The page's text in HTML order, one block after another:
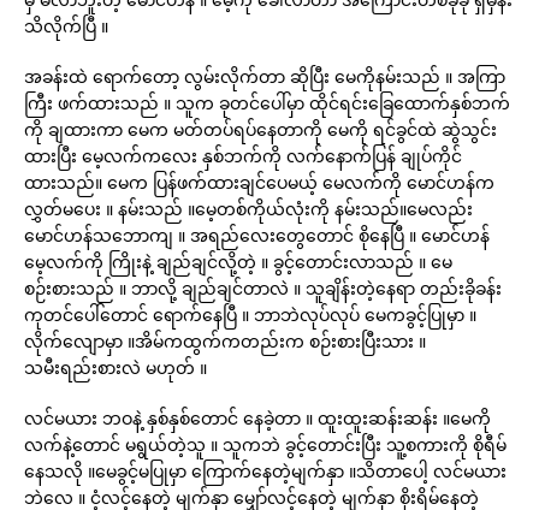
သိလိုက်ပြီ ။
အခန်းထဲ ရောက်တော့ လွမ်းလိုက်တာ ဆိုပြီး မေကိုနမ်းသည် ။ အကြာ
ကြီး ဖက်ထားသည် ။ သူက ခုတင်ပေါ်မှာ ထိုင်ရင်းခြေထောက်နှစ်ဘက်
ကို ချထားကာ မေက မတ်တပ်ရပ်နေတာကို မေကို ရင်ခွင်ထဲ ဆွဲသွင်း
ထားပြီး မေ့လက်ကလေး နှစ်ဘက်ကို လက်နောက်ပြန် ချုပ်ကိုင်
ထားသည်။ မေက ပြန်ဖက်ထားချင်ပေမယ့် မေလက်ကို မောင်ဟန်က
လွှတ်မပေး ။ နမ်းသည် ။မေ့တစ်ကိုယ်လုံးကို နမ်းသည်။မေလည်း
မောင်ဟန်သဘောကျ ။ အရည်လေးတွေတောင် စိုနေပြီ ။ မောင်ဟန်
မေ့လက်ကို ကြိုးနဲ့ ချည်ချင်လို့တဲ့ ။ ခွင့်တောင်းလာသည် ။ မေ
စဉ်းစားသည် ။ ဘာလို့ ချည်ချင်တာလဲ ။ သူချိန်းတဲ့နေရာ တည်းခိုခန်း
ကုတင်ပေါ်တောင် ရောက်နေပြီ ။ ဘာဘဲလုပ်လုပ် မေကခွင့်ပြုမှာ ။
လိုက်လျောမှာ ။အိမ်ကထွက်ကတည်းက စဉ်းစားပြီးသား ။
သမီးရည်းစားလဲ မဟုတ် ။
လင်မယား ဘဝနဲ့ နှစ်နှစ်တောင် နေခဲ့တာ ။ ထူးထူးဆန်းဆန်း ။မေကို
လက်နဲ့တောင် မရွယ်တဲ့သူ ။ သူကဘဲ ခွင့်တောင်းပြီး သူ့စကားကို စိုရီမ်
နေသလို ။မေခွင့်မပြုမှာ ကြောက်နေတဲ့မျက်နှာ ။သိတာပေါ့ လင်မယား
ဘဲလေ ။ ငံ့လင့်နေတဲ့ မျက်နှာ မျှော်လင့်နေတဲ့ မျက်နှာ စိုးရိမ်နေတဲ့